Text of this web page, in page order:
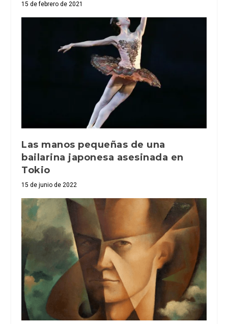
15 de febrero de 2021
Las manos pequeñas de una
bailarina japonesa asesinada en
Tokio
15 de junio de 2022